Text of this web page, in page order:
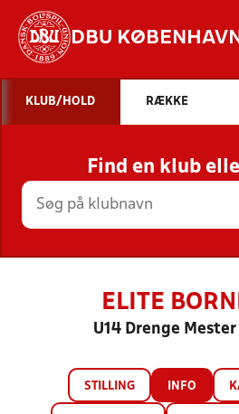
DBU KØBENHAVN
STILLINGER,
HOLD
KLUB/HOLD RÆKKE
Find en klub
ELITE
U14 Drenge
STILLING INFO